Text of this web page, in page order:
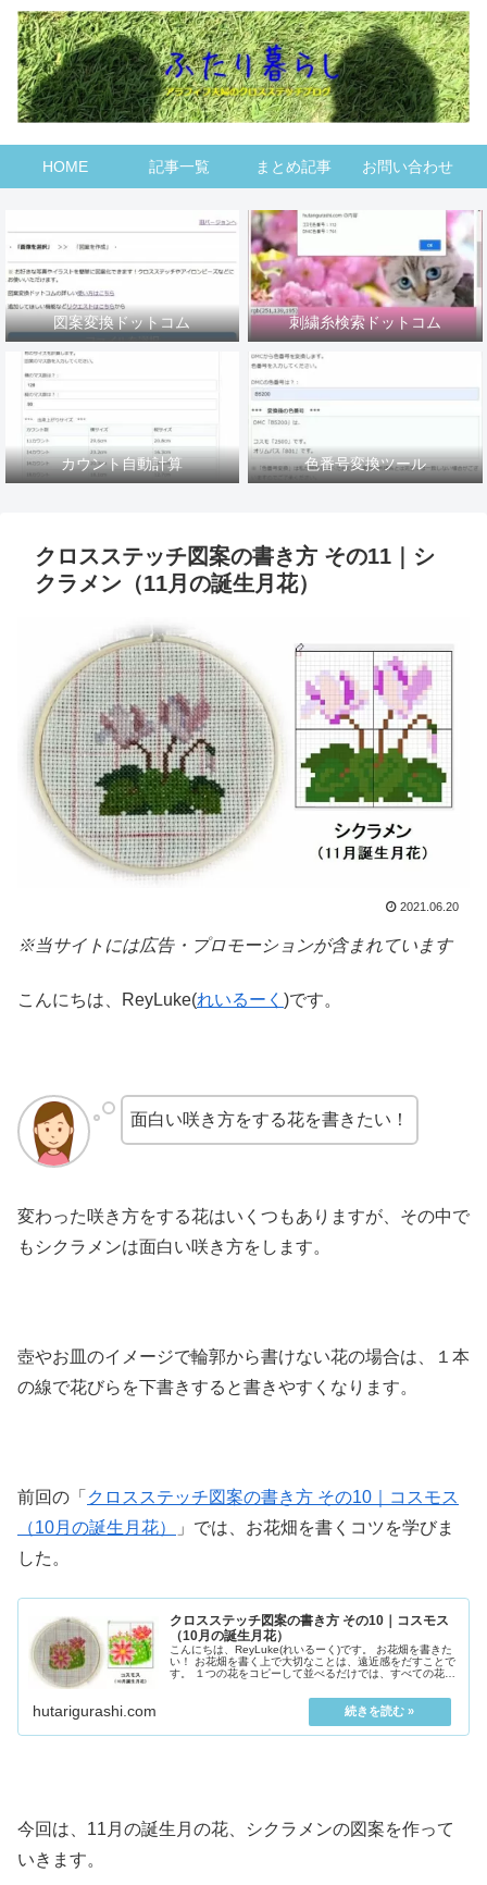
HOME 記事一覧 まとめ記事 お問い合わせ
図案変換ドットコム 刺繍糸検索ドットコム
カウント自動計算 色番号変換ツール
クロスステッチ図案の書き方 その11｜シ
クラメン（11月の誕生月花）
2021.06.20
※当サイトには広告・プロモーションが含まれています
こんにちは、ReyLuke(れいるーく )です。
面白い咲き方をする花を書きたい！
変わった咲き方をする花はいくつもありますが、その中で
もシクラメンは面白い咲き方をします。
壺やお皿のイメージで輪郭から書けない花の場合は、１本
の線で花びらを下書きすると書きやすくなります。
前回の「 クロスステッチ図案の書き方 その10｜コスモス
（10月の誕生月花）
」では、お花畑を書くコツを学びま
した。
クロスステッチ図案の書き方 その10｜コスモス
（10月の誕生月花）
こんにちは、ReyLuke(れいるーく)です。 お花畑を書きた
い！ お花畑を書く上で大切なことは、遠近感をだすことで
す。 １つの花をコピーして並べるだけでは、すべての花が
hutarigurashi.com
今回は、11月の誕生月の花、シクラメンの図案を作って
いきます。